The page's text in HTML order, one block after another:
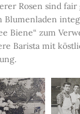
Rosen sind fair
Blumenladen
Biene“ zum
Barista mit